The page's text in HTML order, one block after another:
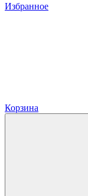
Избранное
Корзина